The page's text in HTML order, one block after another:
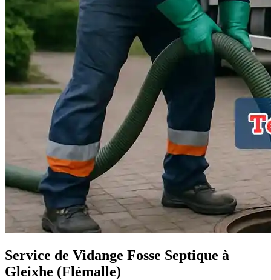
Service de Vidange Fosse Septique à
Gleixhe (Flémalle)